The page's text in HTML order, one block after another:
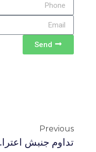
Send
Previous
تداوم جنبش